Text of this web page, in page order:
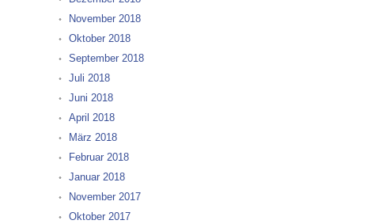
November 2018
Oktober 2018
September 2018
Juli 2018
Juni 2018
April 2018
März 2018
Februar 2018
Januar 2018
November 2017
Oktober 2017